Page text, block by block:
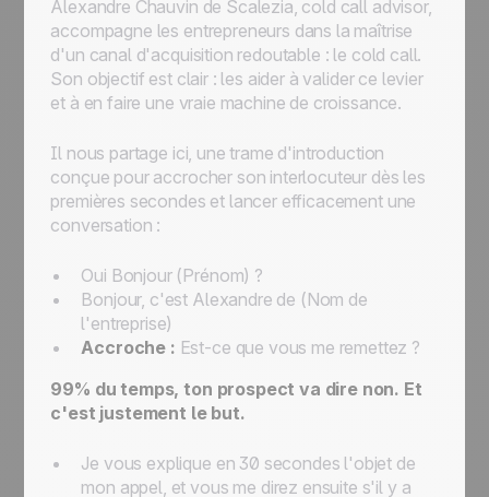
Alexandre Chauvin de Scalezia, cold call advisor,
accompagne les entrepreneurs dans la maîtrise
d'un canal d'acquisition redoutable : le cold call.
Son objectif est clair : les aider à valider ce levier
et à en faire une vraie machine de croissance.
Il nous partage ici, une trame d'introduction
conçue pour accrocher son interlocuteur dès les
premières secondes et lancer efficacement une
conversation :
Oui Bonjour (Prénom) ?
Bonjour, c'est Alexandre de (Nom de
l'entreprise)
Accroche : Est-ce que vous me remettez ?
99% du temps, ton prospect va dire non. Et
c'est justement le but.
Je vous explique en 30 secondes l'objet de
mon appel, et vous me direz ensuite s'il y a